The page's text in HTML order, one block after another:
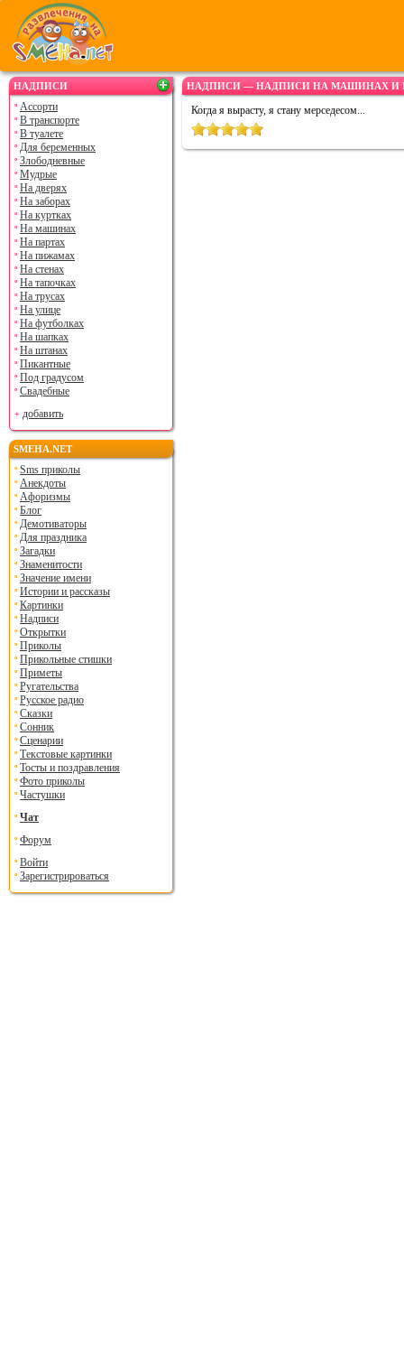
НАДПИСИ
Ассорти
В транспорте
В туалете
Для беременных
Злободневные
Мудрые
На дверях
На заборах
На куртках
На машинах
На партах
На пижамах
На стенах
На тапочках
На трусах
На улице
На футболках
На шапках
На штанах
Пикантные
Под градусом
Свадебные
добавить
SMEHA.NET
Sms приколы
Анекдоты
Афоризмы
Блог
Демотиваторы
Для праздника
Загадки
Знаменитости
Значение имени
Истории и рассказы
Картинки
Надписи
Открытки
Приколы
Прикольные стишки
Приметы
Ругательства
Русское радио
Сказки
Сонник
Сценарии
Текстовые картинки
Тосты и поздравления
Фото приколы
Частушки
Чат
Форум
Войти
Зарегистрироваться
НАДПИСИ — НАДПИСИ НА МАШИНАХ И
Когда я вырасту, я стану мерседесом...